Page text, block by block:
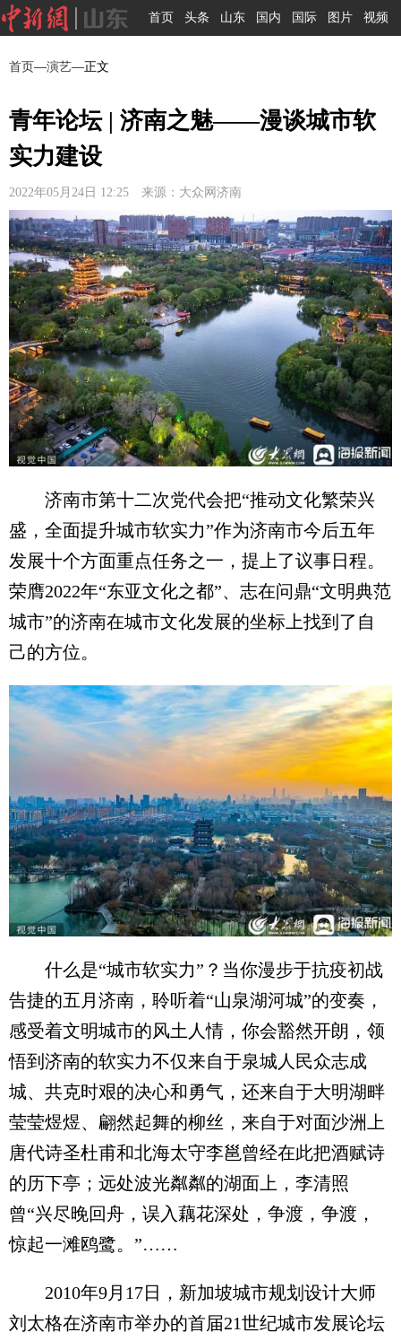
首页 头条 山东 国内 国际 图片 视频
首页—演艺—正文
青年论坛 | 济南之魅——漫谈城市软
实力建设
2022年05月24日 12:25 来源：大众网济南
济南市第十二次党代会把“推动文化繁荣兴
盛，全面提升城市软实力”作为济南市今后五年
发展十个方面重点任务之一，提上了议事日程。
荣膺2022年“东亚文化之都”、志在问鼎“文明典范
城市”的济南在城市文化发展的坐标上找到了自
己的方位。
什么是“城市软实力”？当你漫步于抗疫初战
告捷的五月济南，聆听着“山泉湖河城”的变奏，
感受着文明城市的风土人情，你会豁然开朗，领
悟到济南的软实力不仅来自于泉城人民众志成
城、共克时艰的决心和勇气，还来自于大明湖畔
莹莹煜煜、翩然起舞的柳丝，来自于对面沙洲上
唐代诗圣杜甫和北海太守李邕曾经在此把酒赋诗
的历下亭；远处波光粼粼的湖面上，李清照
曾“兴尽晚回舟，误入藕花深处，争渡，争渡，
惊起一滩鸥鹭。”……
2010年9月17日，新加坡城市规划设计大师
刘太格在济南市举办的首届21世纪城市发展论坛